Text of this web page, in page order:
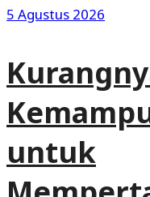
5 Agustus 2026
untuk